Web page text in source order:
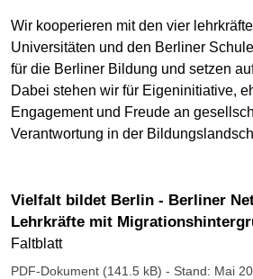
Wir kooperieren mit den vier
Universitäten und den Berliner
für die Berliner Bildung und setzen
Dabei stehen wir für Eigeninitiative,
Engagement und Freude an
Verantwortung in der
Vielfalt bildet Berlin - Berliner
Lehrkräfte mit
Faltblatt
PDF-Dokument (141.5 kB) - Stand: Mai